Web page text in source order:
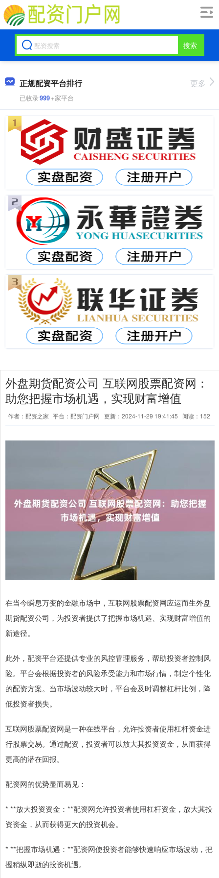
搜索
正规配资平台排行
已收录999+家平台
更多
外盘期货配资公司 互联网股票配资网：
助您把握市场机遇，实现财富增值
作者：配资之家 平台：配资门户网 更新：2024-11-29 19:41:45 阅读：152
在当今瞬息万变的金融市场中，互联网股票配资网应运而生外盘
期货配资公司，为投资者提供了把握市场机遇、实现财富增值的
新途径。
此外，配资平台还提供专业的风控管理服务，帮助投资者控制风
险。平台会根据投资者的风险承受能力和市场行情，制定个性化
的配资方案。当市场波动较大时，平台会及时调整杠杆比例，降
低投资者损失。
互联网股票配资网是一种在线平台，允许投资者使用杠杆资金进
行股票交易。通过配资，投资者可以放大其投资资金，从而获得
更高的潜在回报。
配资网的优势显而易见：
* **放大投资资金：**配资网允许投资者使用杠杆资金，放大其投
资资金，从而获得更大的投资机会。
* **把握市场机遇：**配资网使投资者能够快速响应市场波动，把
握稍纵即逝的投资机遇。